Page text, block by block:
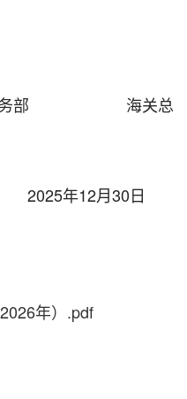
关总
2025年12月30日
年）.pdf